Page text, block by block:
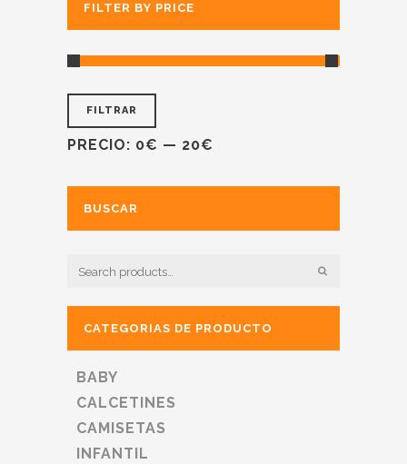
FILTER BY PRICE
FILTRAR
PRECIO: 0€ — 20€
BUSCAR
CATEGORIAS DE PRODUCTO
BABY
CALCETINES
CAMISETAS
INFANTIL